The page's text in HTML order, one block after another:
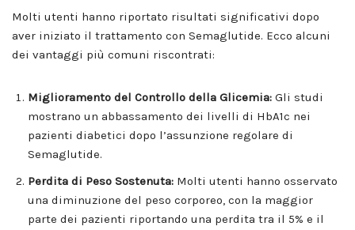
Molti utenti hanno riportato risultati significativi dopo
aver iniziato il trattamento con Semaglutide. Ecco alcuni
dei vantaggi più comuni riscontrati:
Miglioramento del Controllo della Glicemia: Gli studi
mostrano un abbassamento dei livelli di HbA1c nei
pazienti diabetici dopo l’assunzione regolare di
Semaglutide.
Perdita di Peso Sostenuta: Molti utenti hanno osservato
una diminuzione del peso corporeo, con la maggior
parte dei pazienti riportando una perdita tra il 5% e il